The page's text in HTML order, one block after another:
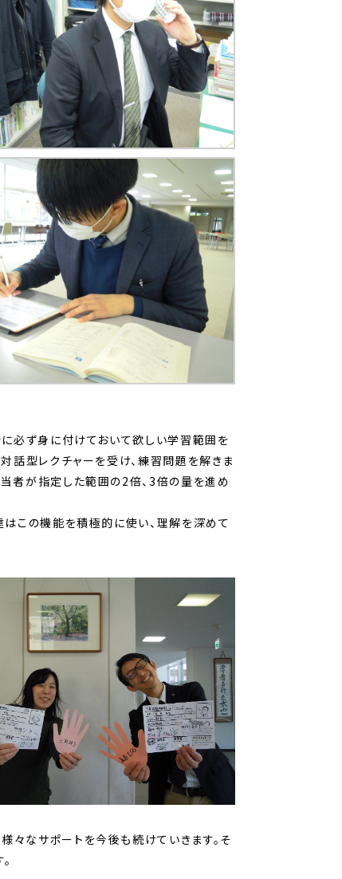
に必ず身に付けておいて欲しい学習範囲を
話型レクチャーを受け、練習問題を解きま
者が指定した範囲の2倍、3倍の量を進め
はこの機能を積極的に使い、理解を深めて
なサポートを今後も続けていきます。そ